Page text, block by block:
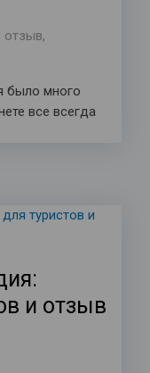
отзыв,
было много
все всегда
и отзыв